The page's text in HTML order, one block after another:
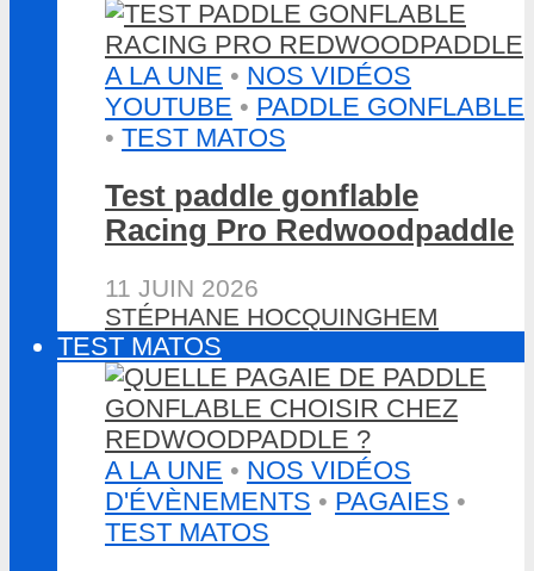
A LA UNE • NOS VIDÉOS
YOUTUBE • PADDLE GONFLABLE
• TEST MATOS
Test paddle gonflable
Racing Pro Redwoodpaddle
11 JUIN 2026
STÉPHANE HOCQUINGHEM
TEST MATOS
A LA UNE • NOS VIDÉOS
D'ÉVÈNEMENTS • PAGAIES •
TEST MATOS